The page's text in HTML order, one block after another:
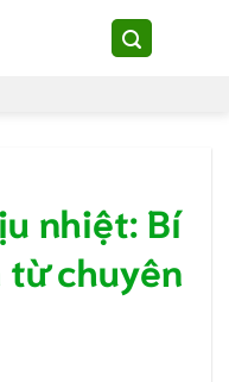
nhiệt: Bí
chuyên